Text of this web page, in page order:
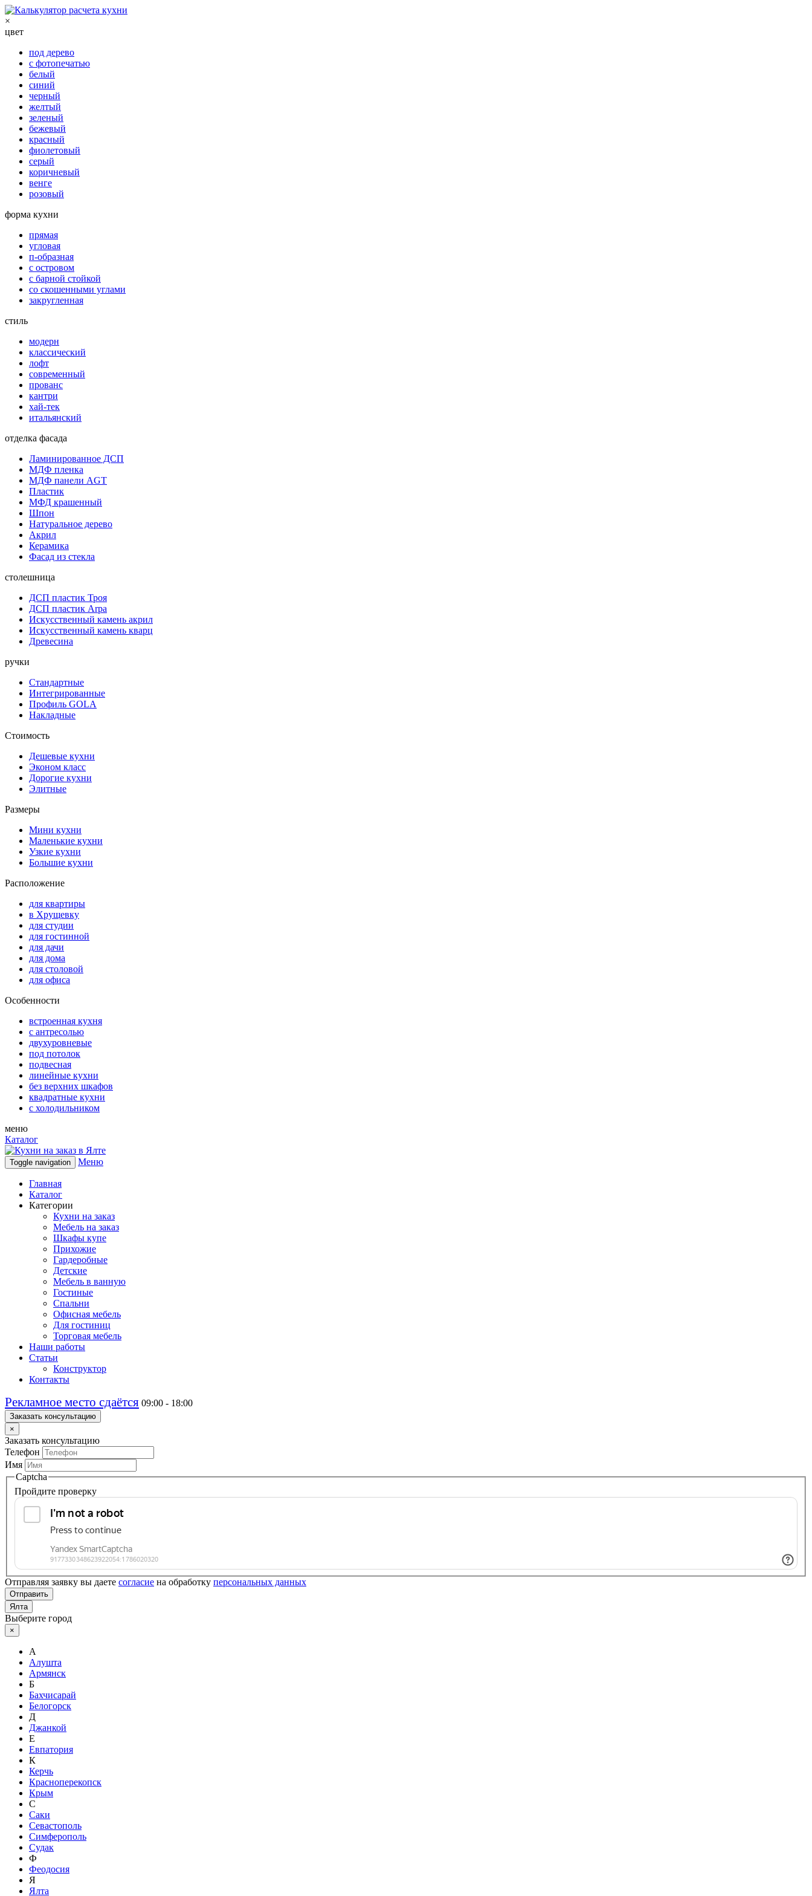
×
цвет
под дерево
с фотопечатью
белый
синий
черный
желтый
зеленый
бежевый
красный
фиолетовый
серый
коричневый
венге
розовый
форма кухни
прямая
угловая
п-образная
с островом
с барной стойкой
со скошенными углами
закругленная
стиль
модерн
классический
лофт
современный
прованс
кантри
хай-тек
итальянский
отделка фасада
Ламинированное ДСП
МДФ пленка
МДФ панели AGT
Пластик
МФД крашенный
Шпон
Натуральное дерево
Акрил
Керамика
Фасад из стекла
столешница
ДСП пластик Троя
ДСП пластик Arpa
Искусственный камень акрил
Искусственный камень кварц
Древесина
ручки
Стандартные
Интегрированные
Профиль GOLA
Накладные
Стоимость
Дешевые кухни
Эконом класс
Дорогие кухни
Элитные
Размеры
Мини кухни
Маленькие кухни
Узкие кухни
Большие кухни
Расположение
для квартиры
в Хрущевку
для студии
для гостинной
для дачи
для дома
для столовой
для офиса
Особенности
встроенная кухня
с антресолью
двухуровневые
под потолок
подвесная
линейные кухни
без верхних шкафов
квадратные кухни
с холодильником
меню
Каталог
Toggle navigation Меню
Главная
Каталог
Категории
Кухни на заказ
Мебель на заказ
Шкафы купе
Прихожие
Гардеробные
Детские
Мебель в ванную
Гостиные
Спальни
Офисная мебель
Для гостиниц
Торговая мебель
Наши работы
Статьи
Конструктор
Контакты
Рекламное место сдаётся 09:00 - 18:00
Заказать консультацию
×
Заказать консультацию
Телефон
Имя
Captcha
Пройдите проверку
Отправляя заявку вы даете согласие на обработку персональных данных
Отправить
Ялта
Выберите город
×
А
Алушта
Армянск
Б
Бахчисарай
Белогорск
Д
Джанкой
Е
Евпатория
К
Керчь
Красноперекопск
Крым
С
Саки
Севастополь
Симферополь
Судак
Ф
Феодосия
Я
Ялта